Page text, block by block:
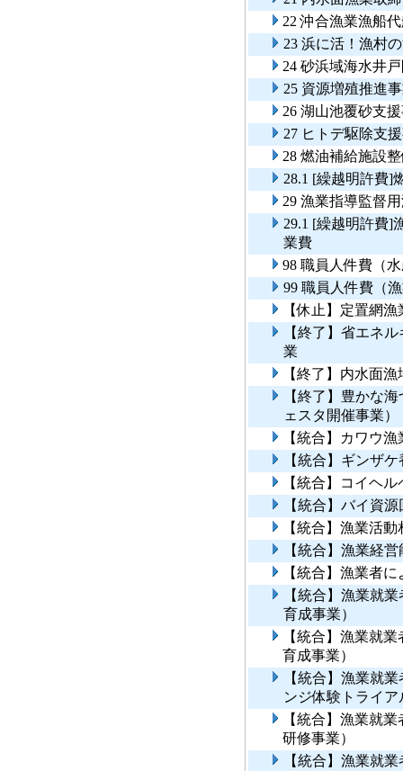
22 沖合漁業漁船
23 浜に活！漁村
24 砂浜域海水井
25 資源増殖推進
26 湖山池覆砂支
27 ヒトデ駆除支
28 燃油補給施設
28.1 [繰越明許費]
29 漁業指導監督
29.1 [繰越明許費]
業費
98 職員人件費（
99 職員人件費（
【休止】定置網
【終了】省エネ
業
【終了】内水面
【終了】豊かな
ェスタ開催事業）
【統合】カワウ
【統合】ギンザ
【統合】コイヘ
【統合】バイ資
【統合】漁業活
【統合】漁業経
【統合】漁業者
【統合】漁業就
育成事業）
【統合】漁業就
育成事業）
【統合】漁業就
ンジ体験トライア
【統合】漁業就
研修事業）
【統合】漁業就